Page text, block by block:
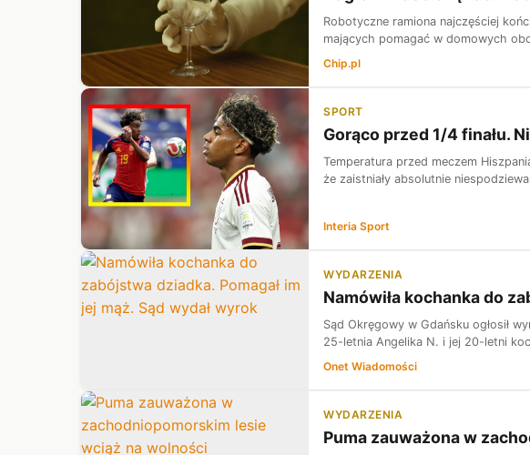
Robotyczne ramiona najczęściej
mających pomagać w domowych
Chip.pl
SPORT
Gorąco przed 1/4 finału.
Temperatura przed meczem
że zaistniały absolutnie
Interia Sport
WYDARZENIA
Namówiła kochanka do
Sąd Okręgowy w Gdańsku ogłosił
25-letnia Angelika N. i jej 20-letni
Onet Wiadomości
WYDARZENIA
Puma zauważona w